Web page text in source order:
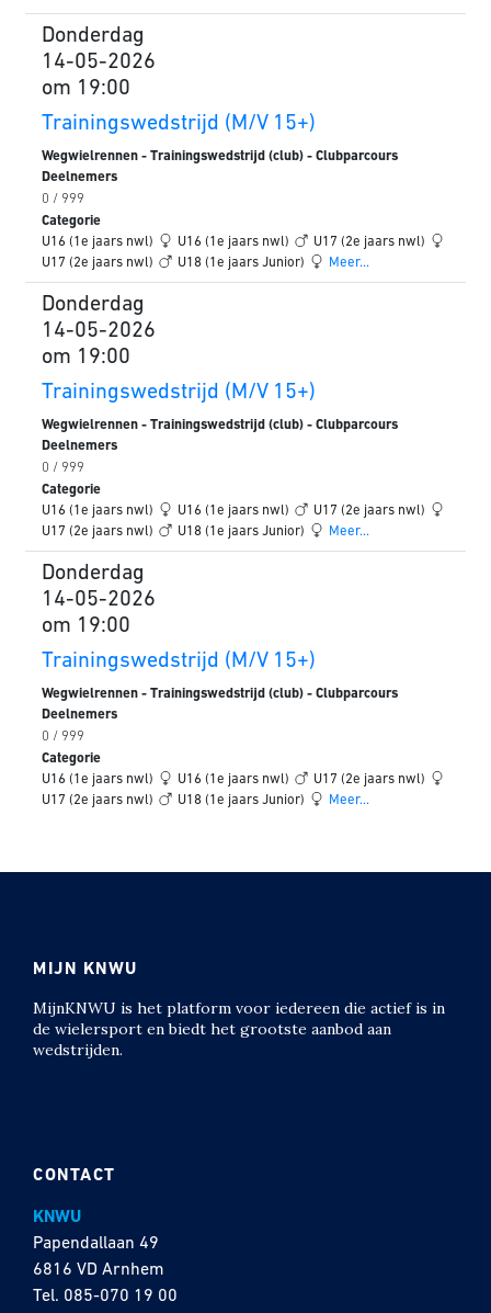
Donderdag
14-05-2026
om 19:00
Trainingswedstrijd (M/V 15+)
Wegwielrennen - Trainingswedstrijd (club) - Clubparcours
Deelnemers
0 / 999
Categorie
U16 (1e jaars nwl)
U16 (1e jaars nwl)
U17 (2e jaars nwl)
U17 (2e jaars nwl)
U18 (1e jaars Junior) Meer...
Donderdag
14-05-2026
om 19:00
Trainingswedstrijd (M/V 15+)
Wegwielrennen - Trainingswedstrijd (club) - Clubparcours
Deelnemers
0 / 999
Categorie
U16 (1e jaars nwl)
U16 (1e jaars nwl)
U17 (2e jaars nwl)
U17 (2e jaars nwl)
U18 (1e jaars Junior) Meer...
Donderdag
14-05-2026
om 19:00
Trainingswedstrijd (M/V 15+)
Wegwielrennen - Trainingswedstrijd (club) - Clubparcours
Deelnemers
0 / 999
Categorie
U16 (1e jaars nwl)
U16 (1e jaars nwl)
U17 (2e jaars nwl)
U17 (2e jaars nwl)
U18 (1e jaars Junior) Meer...
CONTACT
KNWU
Papendallaan 49
6816 VD Arnhem
Tel. 085-070 19 00
MIJN KNWU
MijnKNWU is het platform voor iedereen die actief is in
de wielersport en biedt het grootste aanbod aan
wedstrijden.